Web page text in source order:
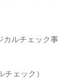
カルチェック事
ェック）